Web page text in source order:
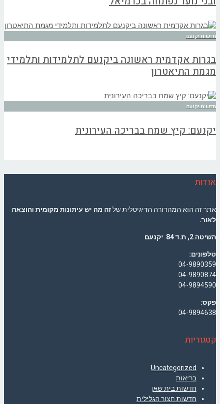
חדשות יקנעם
בגרות אקדמית ראשונה ביקנעם לתלמידות ותלמידי
מגמת התיאטרון
חדשות יקנעם
יקנעם: קיץ שמח בבריכה העירונית
אודות
אתר זה הוא המהדורה הדיגיטלית שלזה מה יש עיתונות מקומית והוצאה
לאור.
השיטה 2, ת.ד 84 יקנעם
טלפונים:
04-9890359
04-9890874
04-9894590
פקס:
04-9894638
קטגוריות
Uncategorized
בריאות
חדשות בית שאן
חדשות חצור הגלילית